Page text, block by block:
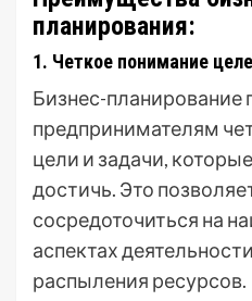
планирования:
1. Четкое понимание
Бизнес-планирование
предпринимателям
цели и задачи,
достичь. Это
сосредоточиться на
аспектах
распыления ресурсов.